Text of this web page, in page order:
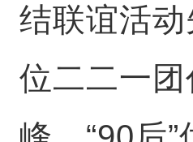
结联谊活
位二二一